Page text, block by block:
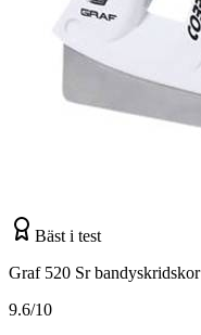
Bäst i test
Graf 520 Sr bandyskridskor
9.6/10